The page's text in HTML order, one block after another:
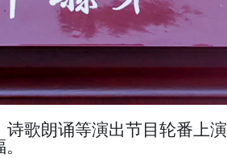
诗歌朗诵等演出节目轮番上演